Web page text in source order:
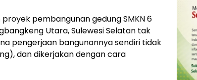
pembangunan gedung SMKN 6
Utara, Sulewesi Selatan tak
pengerjaan bangunannya sendiri tidak
dan dikerjakan dengan cara